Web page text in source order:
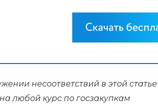
несоответствий в этой статье
любой курс по госзакупкам